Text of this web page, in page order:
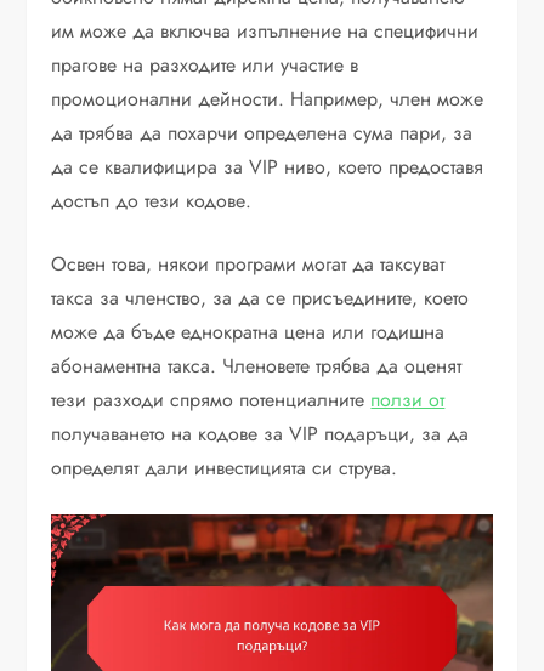
им може да включва изпълнение на специфични
прагове на разходите или участие в
промоционални дейности. Например, член може
да трябва да похарчи определена сума пари, за
да се квалифицира за VIP ниво, което предоставя
достъп до тези кодове.
Освен това, някои програми могат да таксуват
такса за членство, за да се присъедините, което
може да бъде еднократна цена или годишна
абонаментна такса. Членовете трябва да оценят
тези разходи спрямо потенциалните ползи от
получаването на кодове за VIP подаръци, за да
определят дали инвестицията си струва.